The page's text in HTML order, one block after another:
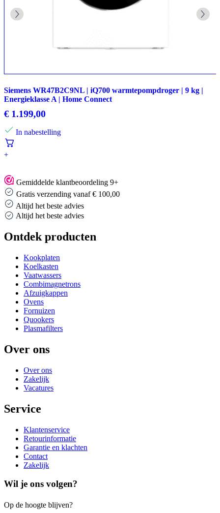
Siemens WR47B2C9NL | iQ700 warmtepompdroger | 9 kg |
Energieklasse A | Home Connect
€ 1.199,00
In nabestelling
+
Gemiddelde klantbeoordeling 9+
Gratis verzending vanaf € 100,00
Altijd het beste advies
Altijd het beste advies
Ontdek producten
Kookplaten
Koelkasten
Vaatwassers
Combimagnetrons
Afzuigkappen
Ovens
Fornuizen
Quookers
Plasmafilters
Over ons
Over ons
Zakelijk
Vacatures
Service
Klantenservice
Retourinformatie
Garantie en klachten
Contact
Zakelijk
Wil je ons volgen?
Op de hoogte blijven?